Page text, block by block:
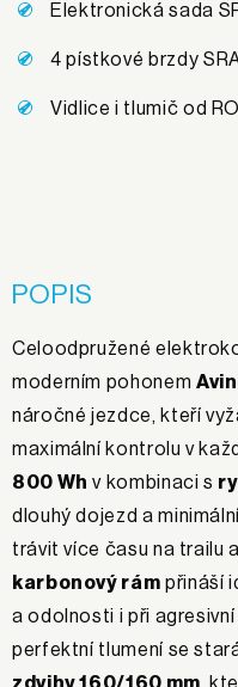
Elektronická sada
4 pístkové brzdy
Vidlice i tlumič od
POPIS
Celoodpružené
moderním pohonem
náročné jezdce, kteří
maximální kontrolu v
800 Wh v kombinaci s
dlouhý dojezd a
trávit více času na trailu
karbonový rám přináší
a odolnosti i při
perfektní tlumení se